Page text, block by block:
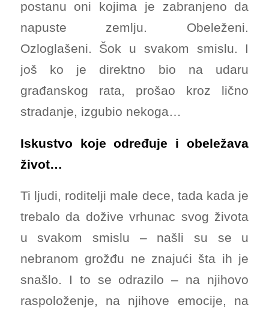
postanu oni kojima je zabranjeno da
napuste zemlju. Obeleženi.
Ozloglašeni. Šok u svakom smislu. I
još ko je direktno bio na udaru
građanskog rata, prošao kroz lično
stradanje, izgubio nekoga…
Iskustvo koje određuje i obeležava
život…
Ti ljudi, roditelji male dece, tada kada je
trebalo da dožive vrhunac svog života
u svakom smislu – našli su se u
nebranom grožđu ne znajući šta ih je
snašlo. I to se odrazilo – na njihovo
raspoloženje, na njihove emocije, na